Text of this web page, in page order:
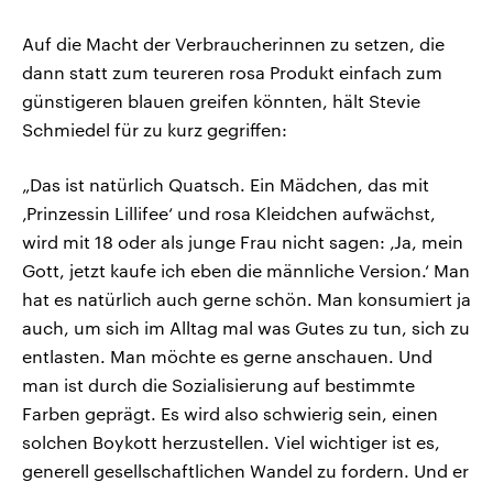
Auf die Macht der Verbraucherinnen zu setzen, die
dann statt zum teureren rosa Produkt einfach zum
günstigeren blauen greifen könnten, hält Stevie
Schmiedel für zu kurz gegriffen:
„Das ist natürlich Quatsch. Ein Mädchen, das mit
‚Prinzessin Lillifee‘ und rosa Kleidchen aufwächst,
wird mit 18 oder als junge Frau nicht sagen: ‚Ja, mein
Gott, jetzt kaufe ich eben die männliche Version.‘ Man
hat es natürlich auch gerne schön. Man konsumiert ja
auch, um sich im Alltag mal was Gutes zu tun, sich zu
entlasten. Man möchte es gerne anschauen. Und
man ist durch die Sozialisierung auf bestimmte
Farben geprägt. Es wird also schwierig sein, einen
solchen Boykott herzustellen. Viel wichtiger ist es,
generell gesellschaftlichen Wandel zu fordern. Und er